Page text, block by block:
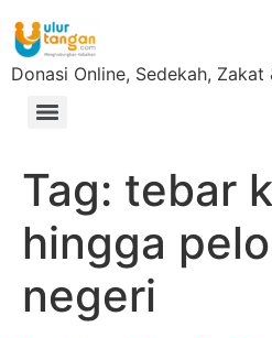
Donasi Online, Sedekah, Zakat
Tag: tebar
hingga
negeri